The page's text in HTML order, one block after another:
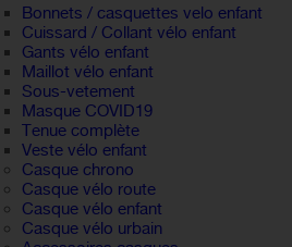
Bonnets / casquettes velo enfant
Cuissard / Collant vélo enfant
Gants vélo enfant
Maillot vélo enfant
Sous-vetement
Masque COVID19
Tenue complète
Veste vélo enfant
Casque chrono
Casque vélo route
Casque vélo enfant
Casque vélo urbain